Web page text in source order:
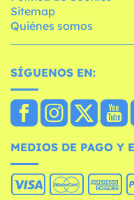
Sitemap
Quiénes somos
SÍGUENOS EN:
MEDIOS DE PAGO Y